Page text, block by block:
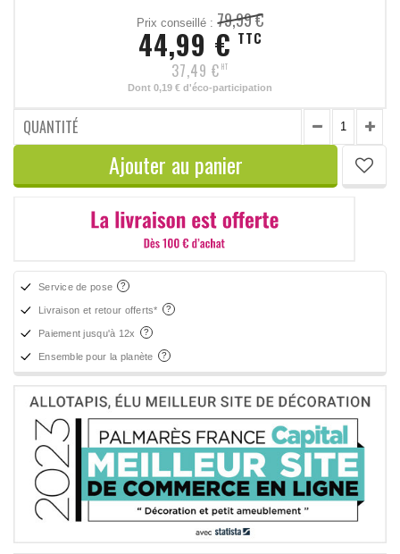
Prix conseillé : 79,99 €
44,99 € TTC
37,49 € HT
Dont 0,19 € d'éco-participation
QUANTITÉ
Ajouter au panier
Service de pose
Livraison et retour offerts*
Paiement jusqu'à 12x
Ensemble pour la planète